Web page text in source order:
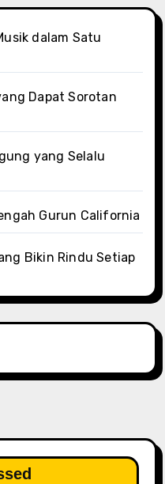
dalam Satu
Dapat Sorotan
yang Selalu
Gurun California
Bikin Rindu Setiap